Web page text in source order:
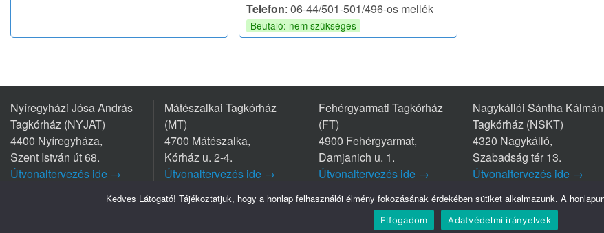
Telefon: 06-44/501-501/496-os mellék
Beutaló: nem szükséges
Nyíregyházi Jósa András
Tagkórház (NYJAT)
4400 Nyíregyháza,
Szent István út 68.
Útvonaltervezés ide →
Mátészalkai Tagkórház
(MT)
4700 Mátészalka,
Kórház u. 2-4.
Útvonaltervezés ide →
Fehérgyarmati Tagkórház
(FT)
4900 Fehérgyarmat,
Damjanich u. 1.
Útvonaltervezés ide →
Nagykállói Sántha Kálmán
Tagkórház (NSKT)
4320 Nagykálló,
Szabadság tér 13.
Útvonaltervezés ide →
Szabolcs-Szatmár-Bereg Vármegyei Oktatókórház © Minden jog fenntartva - 2026. Adatvédelem
Kedves Látogató! Tájékoztatjuk, hogy a honlap felhasználói élmény fokozásának érdekében sütiket alkalmazunk. A
Elfogadom Adatvédelmi irányelvek